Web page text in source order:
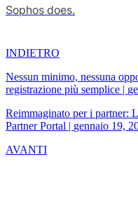
Sophos does.
INDIETRO
Nessun minimo, nessuna
registrazione più semplice |
Reimmaginato per i partner:
Partner Portal | gennaio 19,
AVANTI